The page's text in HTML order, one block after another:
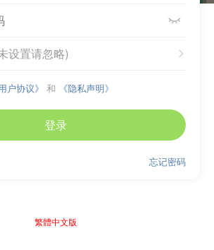


设置请忽略)
户协议》 和 《隐私声明》
登录
忘记密码
繁體中文版